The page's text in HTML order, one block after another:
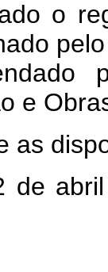
o
e
as
de